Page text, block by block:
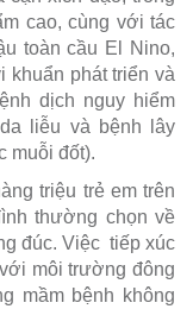
cao, cùng với tác
toàn cầu El Nino,
khuẩn phát triển và
dịch nguy hiểm
liễu và bệnh lây
muỗi đốt).
triệu trẻ em trên
thường chọn về
đúc. Việc tiếp xúc
môi trường đông
mầm bệnh không